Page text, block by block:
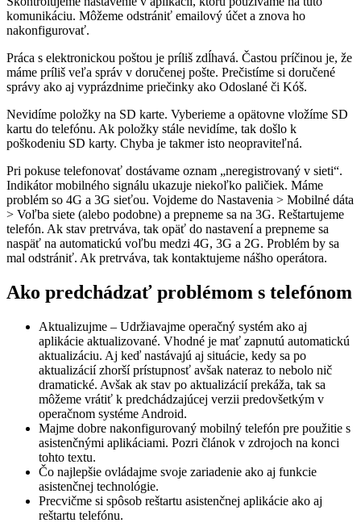
komunikáciu. Môžeme odstrániť emailový účet a znova ho
nakonfigurovať.
Práca s elektronickou poštou je príliš zdĺhavá. Častou príčinou je, že
máme príliš veľa správ v doručenej pošte. Prečistíme si doručené
správy ako aj vyprázdnime priečinky ako Odoslané či Kóš.
Nevidíme položky na SD karte. Vyberieme a opätovne vložíme SD
kartu do telefónu. Ak položky stále nevidíme, tak došlo k
poškodeniu SD karty. Chyba je takmer isto neopraviteľná.
Pri pokuse telefonovať dostávame oznam „neregistrovaný v sieti“.
Indikátor mobilného signálu ukazuje niekoľko paličiek. Máme
problém so 4G a 3G sieťou. Vojdeme do Nastavenia > Mobilné dáta
> Voľba siete (alebo podobne) a prepneme sa na 3G. Reštartujeme
telefón. Ak stav pretrváva, tak opäť do nastavení a prepneme sa
naspäť na automatickú voľbu medzi 4G, 3G a 2G. Problém by sa
mal odstrániť. Ak pretrváva, tak kontaktujeme nášho operátora.
Ako predchádzať problémom s telefónom
Aktualizujme – Udržiavajme operačný systém ako aj
aplikácie aktualizované. Vhodné je mať zapnutú automatickú
aktualizáciu. Aj keď nastávajú aj situácie, kedy sa po
aktualizácií zhorší prístupnosť avšak nateraz to nebolo nič
dramatické. Avšak ak stav po aktualizácií prekáža, tak sa
môžeme vrátiť k predchádzajúcej verzii predovšetkým v
operačnom systéme Android.
Majme dobre nakonfigurovaný mobilný telefón pre použitie s
asistenčnými aplikáciami. Pozri článok v zdrojoch na konci
tohto textu.
Čo najlepšie ovládajme svoje zariadenie ako aj funkcie
asistenčnej technológie.
Precvičme si spôsob reštartu asistenčnej aplikácie ako aj
reštartu telefónu.